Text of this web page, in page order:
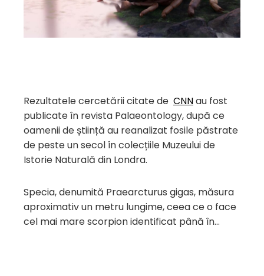
Rezultatele cercetării citate de CNNau fost
publicate în revista Palaeontology, după ce
oamenii de știință au reanalizat fosile păstrate
de peste un secol în colecțiile Muzeului de
Istorie Naturală din Londra.
Specia, denumită Praearcturus gigas, măsura
aproximativ un metru lungime, ceea ce o face
cel mai mare scorpion identificat până în…